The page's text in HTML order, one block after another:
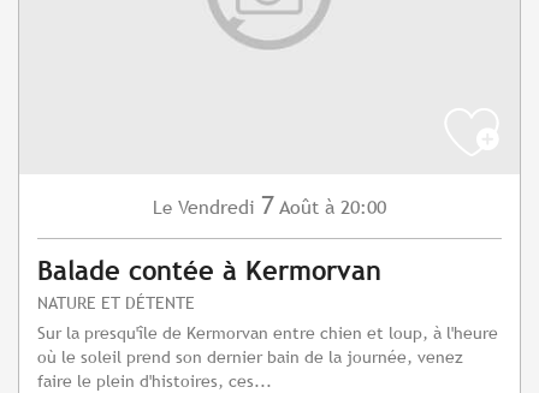
Le Vendredi 7 Août à 20:00
Balade contée à Kermorvan
NATURE ET DÉTENTE
Sur la presqu'île de Kermorvan entre chien et loup, à l'heure
où le soleil prend son dernier bain de la journée, venez
faire le plein d'histoires, ces...